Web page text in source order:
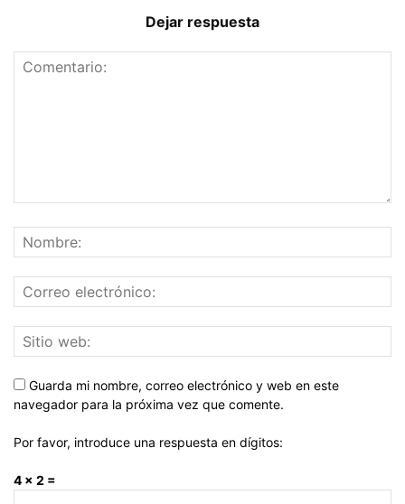
Dejar respuesta
Guarda mi nombre, correo electrónico y web en este
navegador para la próxima vez que comente.
Por favor, introduce una respuesta en dígitos:
4 × 2 =